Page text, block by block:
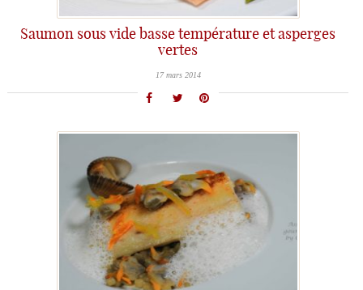
Saumon sous vide basse température et asperges
vertes
17 mars 2014